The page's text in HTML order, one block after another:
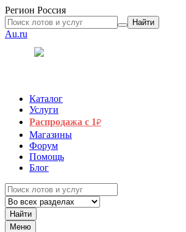
Регион Россия
Найти
Au.ru
Каталог
Услуги
Распродажа с 1₽
Магазины
Форум
Помощь
Блог
Найти
Меню